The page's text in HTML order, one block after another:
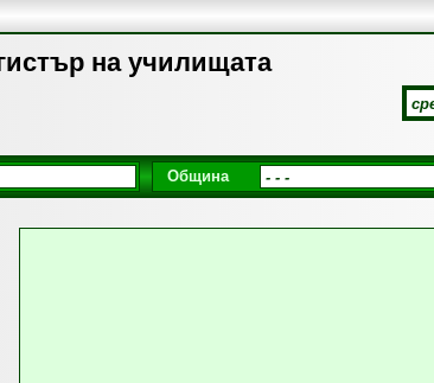
на училищата
Община